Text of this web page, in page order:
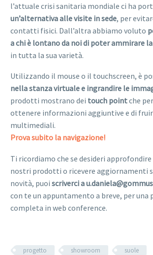
l’attuale crisi sanitaria mondiale ci ha
un’alternativa alle visite in sede, per
contatti fisici. Dall’altra abbiamo voluto
a chi è lontano da noi di poter ammirare
in tutta la sua varietà.
Utilizzando il mouse o il touchscreen, è
nella stanza virtuale e ingrandire le
prodotti mostrano dei touch pointche
ottenere informazioni aggiuntive e di
multimediali.
Prova subito la navigazione!
Ti ricordiamo che se desideri approfondire
nostri prodotti o ricevere aggiornamenti
novità, puoi scriverci a
con te un appuntamento a breve, per una
completa in web conference.
progetto showroom suole